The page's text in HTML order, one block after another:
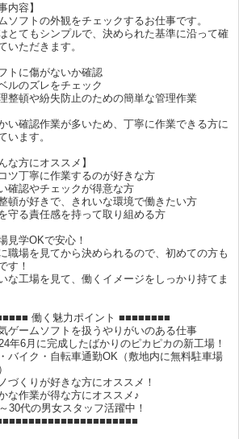
内容】
ソフトの外観をチェックするお仕事です。
とてもシンプルで、決められた基準に沿って確
いただきます。
トに傷がないか確認
ルのズレをチェック
整頓や紛失防止のための簡単な管理作業
い確認作業が多いため、丁寧に作業できる方に
います。
な方にオススメ】
ツ丁寧に作業するのが好きな方
確認やチェックが得意な方
頓が好きで、きれいな環境で働きたい方
守る責任感を持って取り組める方
見学OKで安心！
職場を見てから決められるので、初めての方も
す！
な工場を見て、働くイメージをしっかり持てま
働く魅力ポイント ■■■■■■■■
ゲームソフトを扱うやりがいのある仕事
年6月に完成したばかりのピカピカの新工場！
バイク・自転車通勤OK（敷地内に無料駐車場
づくりが好きな方にオススメ！
な作業が得な方にオススメ♪
30代の男女スタッフ活躍中！